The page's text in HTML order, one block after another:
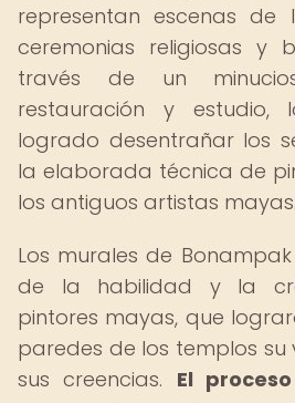
representan escenas de
ceremonias religiosas y
través de un
restauración y estudio,
logrado desentrañar los
la elaborada técnica de
los antiguos artistas mayas.
Los murales de
de la habilidad y la
pintores mayas, que
paredes de los templos su
sus creencias. El